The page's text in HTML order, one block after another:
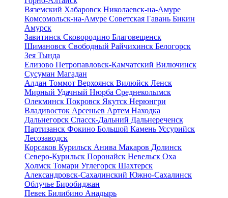
Вяземский Хабаровск Николаевск-на-Амуре
Комсомольск-на-Амуре Советская Гавань Бикин
Амурск
Завитинск Сковородино Благовещенск
Шимановск Свободный Райчихинск Белогорск
Зея Тында
Елизово Петропавловск-Камчатский Вилючинск
Сусуман Магадан
Алдан Томмот Верхоянск Вилюйск Ленск
Мирный Удачный Нюрба Среднеколымск
Олекминск Покровск Якутск Нерюнгри
Владивосток Арсеньев Артем Находка
Дальнегорск Спасск-Дальний Дальнереченск
Партизанск Фокино Большой Камень Уссурийск
Лесозаводск
Корсаков Курильск Анива Макаров Долинск
Северо-Курильск Поронайск Невельск Оха
Холмск Томари Углегорск Шахтерск
Александровск-Сахалинский Южно-Сахалинск
Облучье Биробиджан
Певек Билибино Анадырь